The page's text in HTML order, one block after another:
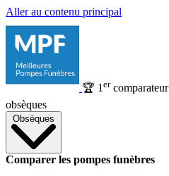
Aller au contenu principal
🏆 1 ercomparateur
obsèques
Obsèques
Comparer les pompes funèbres